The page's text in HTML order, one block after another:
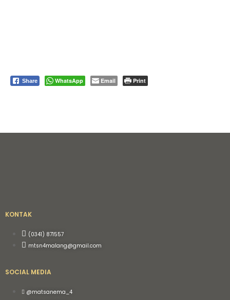
Share WhatsApp Email Print
KONTAK
(0341) 871557
mtsn4malang@gmail.com
SOCIAL MEDIA
@matsanema_4